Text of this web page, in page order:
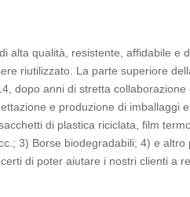
alta qualità, resistente, affidabile e
riutilizzato. La parte superiore
dopo anni di stretta collaborazione
e produzione di imballaggi
di plastica riciclata, film
3) Borse biodegradabili; 4) e altro
di poter aiutare i nostri clienti a